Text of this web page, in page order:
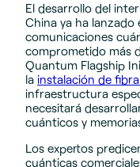
El desarrollo del
China ya ha lanzado
comunicaciones
comprometido más
Quantum Flagship
la instalación de
infraestructura
necesitará
cuánticos y
Los expertos
cuánticas